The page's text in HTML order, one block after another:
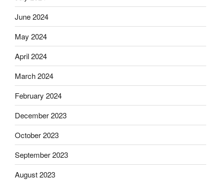
June 2024
May 2024
April 2024
March 2024
February 2024
December 2023
October 2023
September 2023
August 2023